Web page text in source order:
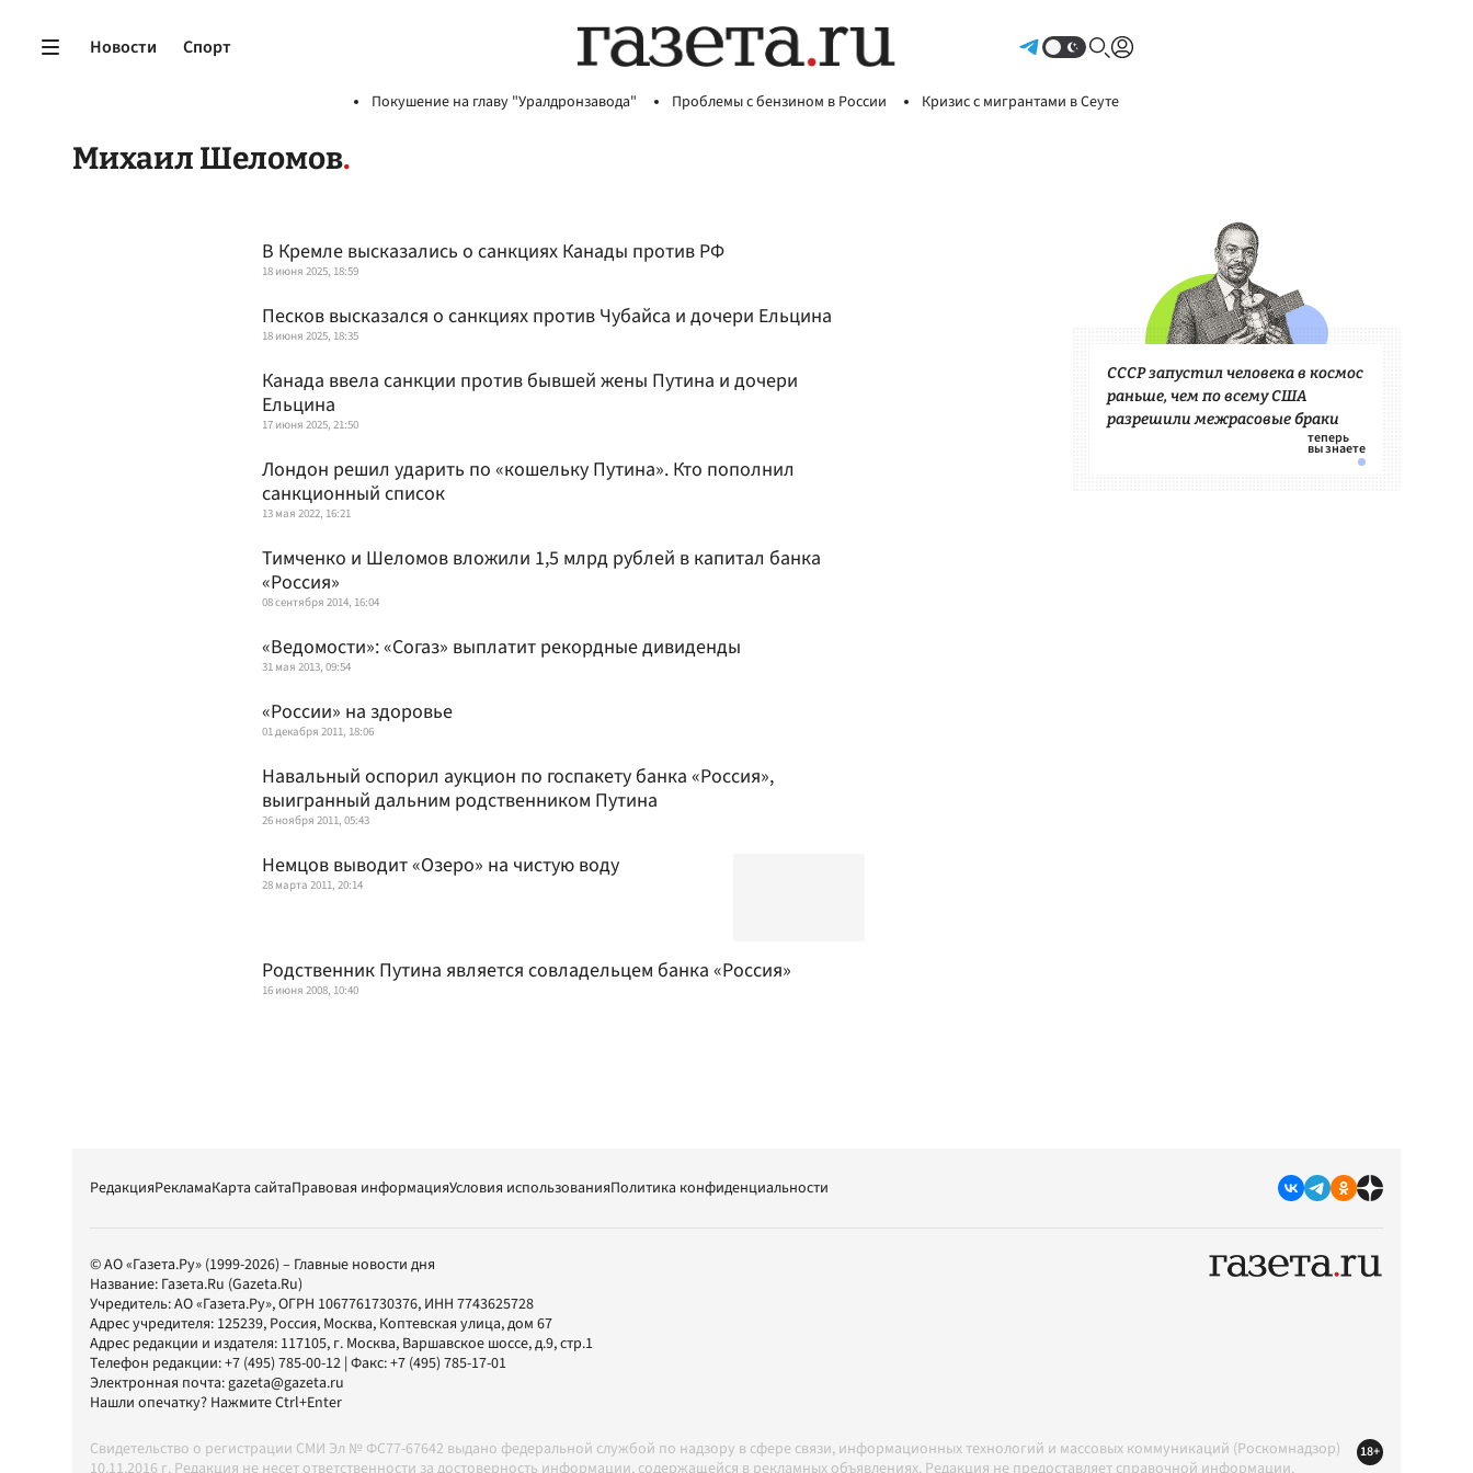
Новости Спорт
Покушение на главу "Уралдронзавода" Проблемы с бензином в России Кризис с мигрантами в Сеуте
Михаил Шеломов
В Кремле высказались о санкциях Канады против РФ
18 июня 2025, 18:59
Песков высказался о санкциях против Чубайса и дочери Ельцина
18 июня 2025, 18:35
Канада ввела санкции против бывшей жены Путина и дочери
Ельцина
17 июня 2025, 21:50
Лондон решил ударить по «кошельку Путина». Кто пополнил
санкционный список
13 мая 2022, 16:21
Тимченко и Шеломов вложили 1,5 млрд рублей в капитал банка
«Россия»
08 сентября 2014, 16:04
«Ведомости»: «Согаз» выплатит рекордные дивиденды
31 мая 2013, 09:54
«России» на здоровье
01 декабря 2011, 18:06
Навальный оспорил аукцион по госпакету банка «Россия»,
выигранный дальним родственником Путина
26 ноября 2011, 05:43
Немцов выводит «Озеро» на чистую воду
28 марта 2011, 20:14
Родственник Путина является совладельцем банка «Россия»
16 июня 2008, 10:40
СССР запустил человека в космос
раньше, чем по всему США
разрешили межрасовые браки
РедакцияРекламаКарта сайтаПравовая информацияУсловия использованияПолитика конфиденциальности
© АО «Газета.Ру» (1999-2026) – Главные новости дня
Название: Газета.Ru (Gazeta.Ru)
Учредитель:АО «Газета.Ру», ОГРН 1067761730376, ИНН 7743625728
Адрес учредителя: 125239, Россия, Москва, Коптевская улица, дом 67
Адрес редакции и издателя: 117105, г. Москва, Варшавское шоссе, д.9, стр.1
Телефон редакции:+7 (495) 785-00-12 | Факс:+7 (495) 785-17-01
Электронная почта:gazeta@gazeta.ru
Нашли опечатку? Нажмите Ctrl+Enter
Свидетельство о регистрации СМИ Эл № ФС77-67642 выдано федеральной службой по надзору в сфере связи, информационных технологий и массовых коммуникаций (Роскомнадзор)
10.11.2016 г. Редакция не несет ответственности за достоверность информации, содержащейся в рекламных объявлениях. Редакция не предоставляет справочной информации.
18+